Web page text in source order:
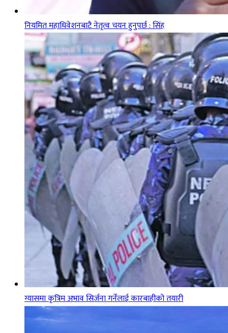
नियमित महाधिवेशनबाटै नेतृत्व चयन हुनुपर्छ : सिंह
ग्यासमा कृत्रिम अभाव सिर्जना गर्नेलाई कारबाहीको तयारी